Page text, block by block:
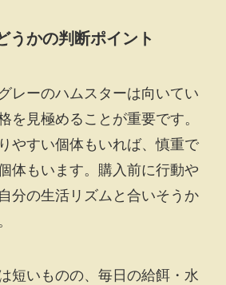
うかの判断ポイント
レーのハムスターは向いてい
を見極めることが重要です。
やすい個体もいれば、慎重で
体もいます。購入前に行動や
分の生活リズムと合いそうか
短いものの、毎日の給餌・水